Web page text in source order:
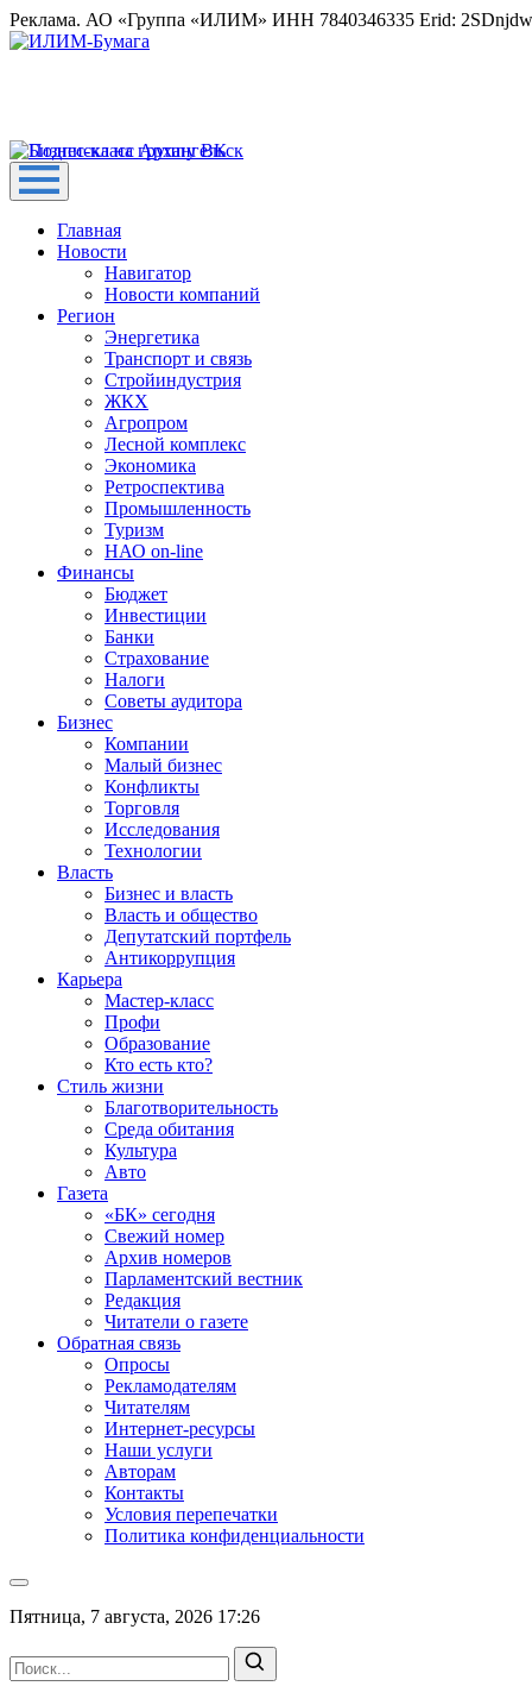
Реклама. АО «Группа «ИЛИМ» ИНН 7840346335 Erid:
Главная
Новости
Навигатор
Новости компаний
Регион
Энергетика
Транспорт и связь
Стройиндустрия
ЖКХ
Агропром
Лесной комплекс
Экономика
Ретроспектива
Промышленность
Туризм
НАО on-line
Финансы
Бюджет
Инвестиции
Банки
Страхование
Налоги
Советы аудитора
Бизнес
Компании
Малый бизнес
Конфликты
Торговля
Исследования
Технологии
Власть
Бизнес и власть
Власть и общество
Депутатский портфель
Антикоррупция
Карьера
Мастер-класс
Профи
Образование
Кто есть кто?
Стиль жизни
Благотворительность
Среда обитания
Культура
Авто
Газета
«БК» сегодня
Свежий номер
Архив номеров
Парламентский вестник
Редакция
Читатели о газете
Обратная связь
Опросы
Рекламодателям
Читателям
Интернет-ресурсы
Наши услуги
Авторам
Контакты
Условия перепечатки
Политика конфиденциальности
Пятница, 7 августа, 2026 17:26